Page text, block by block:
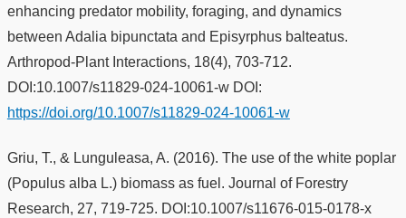
enhancing predator mobility, foraging, and dynamics
between Adalia bipunctata and Episyrphus balteatus.
Arthropod-Plant Interactions, 18(4), 703-712.
DOI:10.1007/s11829-024-10061-w DOI:
https://doi.org/10.1007/s11829-024-10061-w
Griu, T., & Lunguleasa, A. (2016). The use of the white poplar
(Populus alba L.) biomass as fuel. Journal of Forestry
Research, 27, 719-725. DOI:10.1007/s11676-015-0178-x